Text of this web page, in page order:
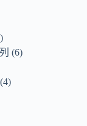
6
4